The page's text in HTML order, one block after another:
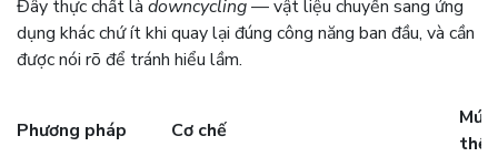
Đây thực chất là downcycling— vật liệu chuyển sang ứng
dụng khác chứ ít khi quay lại đúng công năng ban đầu, và cần
được nói rõ để tránh hiểu lầm.
Phương pháp Cơ chế
thể